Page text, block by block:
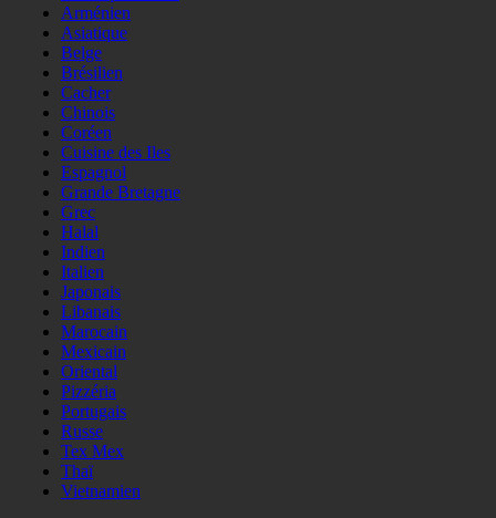
Arménien
Asiatique
Belge
Brésilien
Cacher
Chinois
Coréen
Cuisine des Iles
Espagnol
Grande Bretagne
Grec
Halal
Indien
Italien
Japonais
Libanais
Marocain
Mexicain
Oriental
Pizzéria
Portugais
Russe
Tex Mex
Thaï
Vietnamien